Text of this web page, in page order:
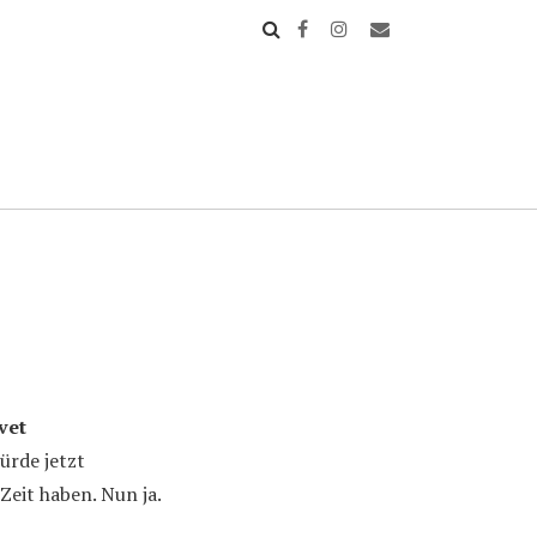
jetzt
haben. Nun ja.